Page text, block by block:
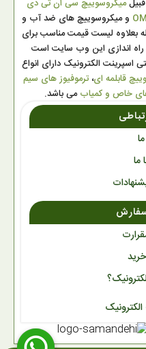
قبیلمیکروسوییچ سی ان تی دی
و میکروسوییچ های ضد آب و
بعلاوه لیست قیمت مناسب برای
راه اندازی این وب سایت است
اسپرینت الکترونیک دارای انواع
قابلمه ای، ترموفیوز های سیم
خاص و کمیابمی باشد.
ما